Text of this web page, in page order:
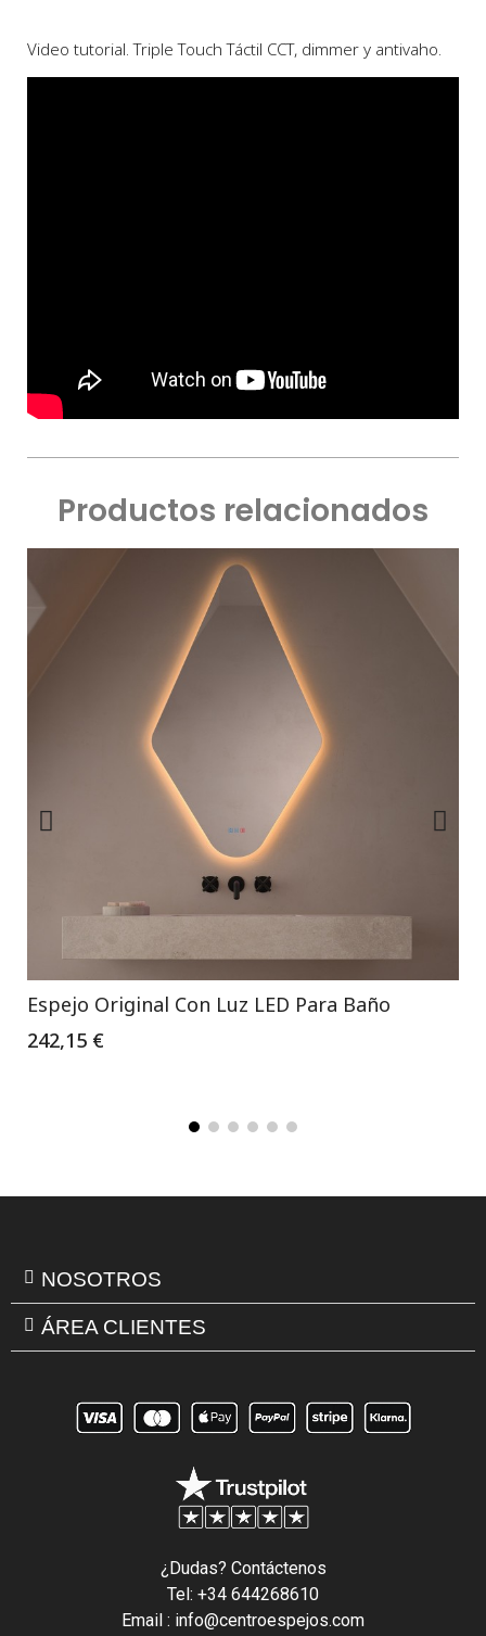
Video tutorial. Triple Touch Táctil CCT, dimmer y antivaho.
Productos relacionados
Espejo Original Con Luz LED Para Baño
242,15 €
NOSOTROS
ÁREA CLIENTES
¿Dudas? Contáctenos
Tel: +34 644268610
Email : info@centroespejos.com